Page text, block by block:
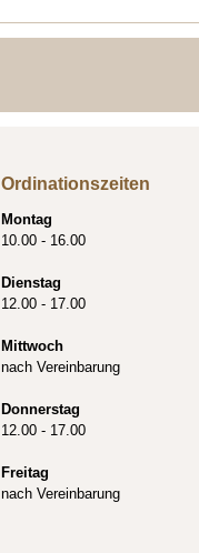
Ordinationszeiten
Montag
10.00 - 16.00
Dienstag
12.00 - 17.00
Mittwoch
nach Vereinbarung
Donnerstag
12.00 - 17.00
Freitag
nach Vereinbarung